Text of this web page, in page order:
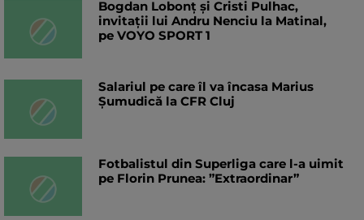
Bogdan Lobonț și Cristi Pulhac,
invitații lui Andru Nenciu la Matinal,
pe VOYO SPORT 1
Salariul pe care îl va încasa Marius
Șumudică la CFR Cluj
Fotbalistul din Superliga care l-a uimit
pe Florin Prunea: ”Extraordinar”